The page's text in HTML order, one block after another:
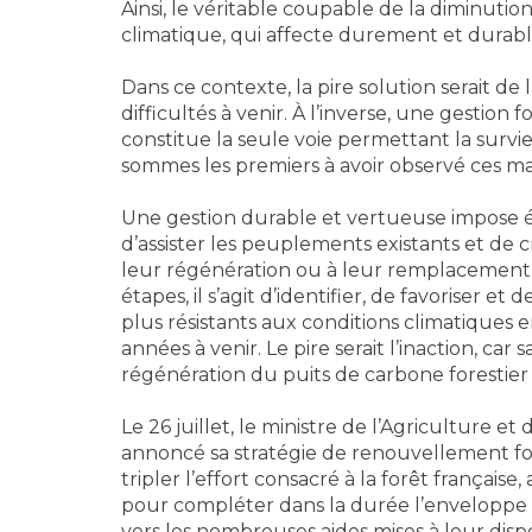
Ainsi, le véritable coupable de la
climatique, qui affecte durement et
Dans ce contexte, la pire solution serait
difficultés à venir. À l’inverse, une gestion
constitue la seule voie permettant la
sommes les premiers à avoir observé ces
Une gestion durable et vertueuse
d’assister les peuplements existants et de
leur régénération ou à leur
étapes, il s’agit d’identifier, de favoriser
plus résistants aux conditions climatiques
années à venir. Le pire serait l’inaction,
régénération du puits de carbone forestier
Le 26 juillet, le ministre de l’Agriculture et
annoncé sa stratégie de renouvellement
tripler l’effort consacré à la forêt
pour compléter dans la durée l’enveloppe